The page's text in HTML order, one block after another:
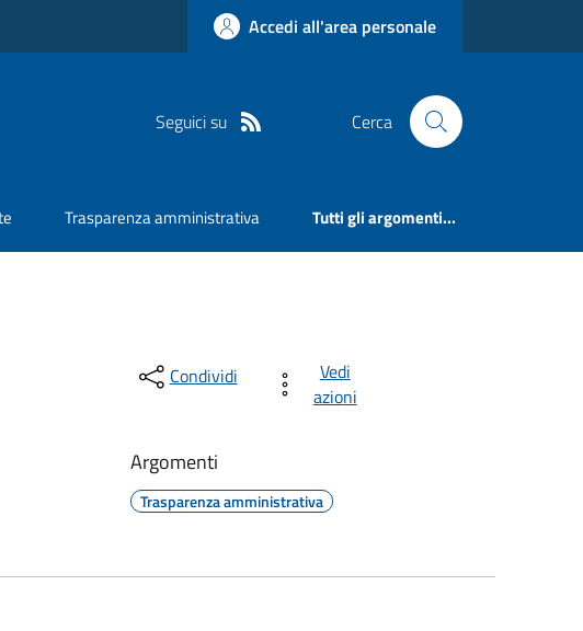
Accedi all'area personale
Seguici su Cerca
Trasparenza amministrativa Tutti gli argomenti...
Condividi
Vedi
azioni
Argomenti
Trasparenza amministrativa